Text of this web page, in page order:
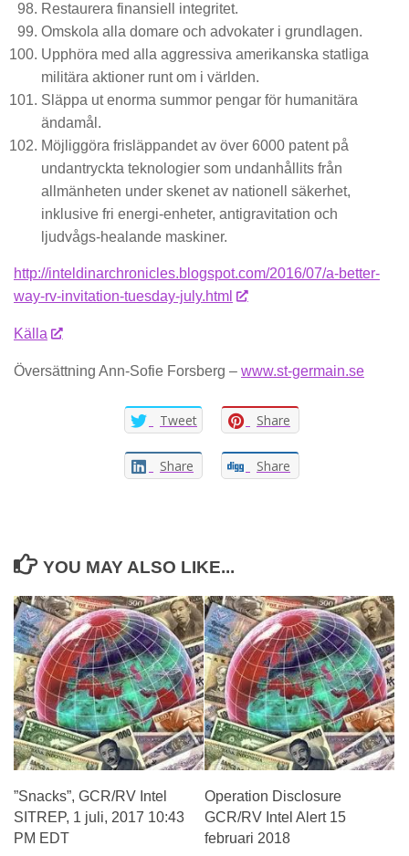
Restaurera finansiell integritet.
Omskola alla domare och advokater i grundlagen.
Upphöra med alla aggressiva amerikanska statliga
militära aktioner runt om i världen.
Släppa ut enorma summor pengar för humanitära
ändamål.
Möjliggöra frisläppandet av över 6000 patent på
undantryckta teknologier som undanhållits från
allmänheten under skenet av nationell säkerhet,
inklusive fri energi-enheter, antigravitation och
ljudvågs-healande maskiner.
http://inteldinarchronicles.blogspot.com/2016/07/a-better-
way-rv-invitation-tuesday-july.html
Källa
Översättning Ann-Sofie Forsberg – www.st-germain.se
Tweet Share
Share Share
YOU MAY ALSO LIKE...
”Snacks”, GCR/RV Intel
SITREP, 1 juli, 2017 10:43
PM EDT
Operation Disclosure
GCR/RV Intel Alert 15
februari 2018